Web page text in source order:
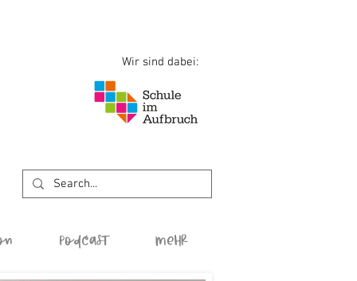
Wir sind dabei:
Podcast Mehr